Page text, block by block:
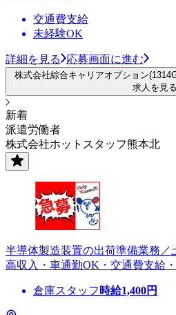
交通費支給
未経験OK
詳細を見る 応募画面に進む
株式会社綜合キャリアオプション
求人を見る
新着
派遣労働者
株式会社ホットスタッフ熊本北
半導体製造装置の出荷準備業務／
高収入・車通勤OK・交通費支給
倉庫スタッフ 時給1,400円